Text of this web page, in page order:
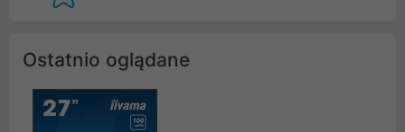
Ostatnio oglądane